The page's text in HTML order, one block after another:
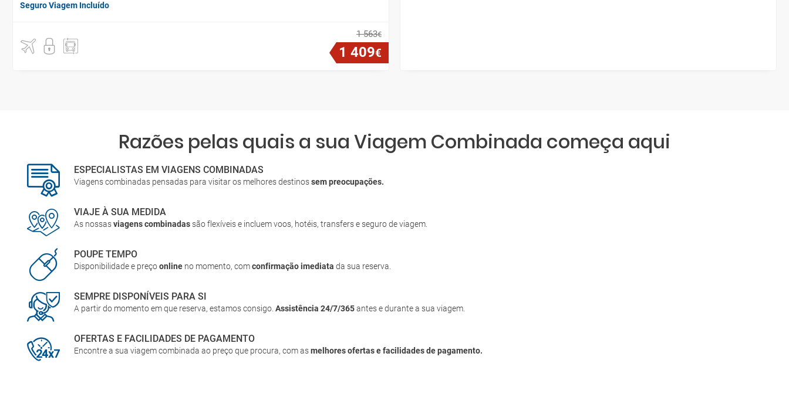
Seguro Viagem Incluído
1 563€
1 409€
Razões pelas quais a sua Viagem Combinada começa aqui
ESPECIALISTAS EM VIAGENS COMBINADAS
Viagens combinadas pensadas para visitar os melhores destinossem preocupações.
VIAJE À SUA MEDIDA
As nossasviagens combinadas são flexíveis e incluem voos, hotéis, transfers e seguro de viagem.
POUPE TEMPO
Disponibilidade e preçoonline no momento, comconfirmação imediata da sua reserva.
SEMPRE DISPONÍVEIS PARA SI
A partir do momento em que reserva, estamos consigo.Assistência 24/7/365antes e durante a sua viagem.
OFERTAS E FACILIDADES DE PAGAMENTO
Encontre a sua viagem combinada ao preço que procura, com asmelhores ofertas e facilidades de pagamento.